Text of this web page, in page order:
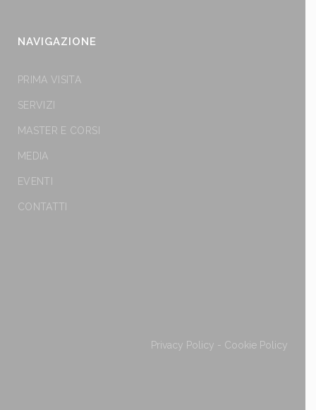
NAVIGAZIONE
PRIMA VISITA
SERVIZI
MASTER E CORSI
MEDIA
EVENTI
CONTATTI
Privacy Policy - Cookie Policy